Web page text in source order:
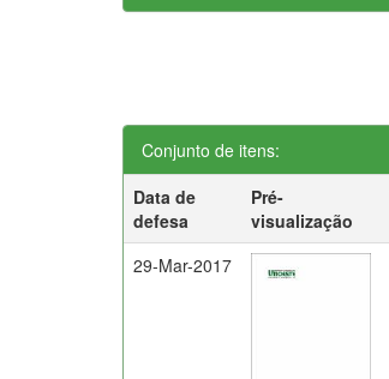
Conjunto de itens:
Data de
defesa
Pré-
visualização
29-Mar-2017